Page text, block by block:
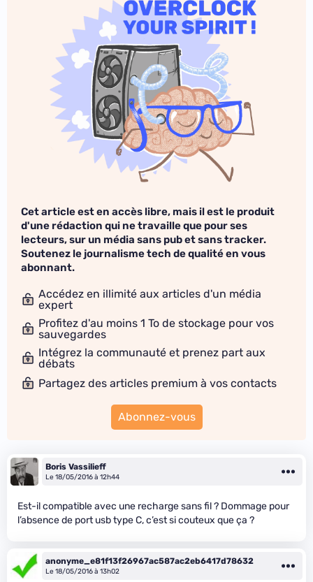
Cet article est en accès libre, mais il est le produit
d'une rédaction qui ne travaille que pour ses
lecteurs, sur un média sans pub et sans tracker.
Soutenez le journalisme tech de qualité en vous
abonnant.
Accédez en illimité aux articles d'un média
expert
Profitez d'au moins 1 To de stockage pour vos
sauvegardes
Intégrez la communauté et prenez part aux
débats
Partagez des articles premium à vos contacts
Abonnez-vous
Boris Vassilieff
Le 18/05/2016 à 12h44
Est-il compatible avec une recharge sans fil ? Dommage pour
l’absence de port usb type C, c’est si couteux que ça ?
anonyme_e81f13f26967ac587ac2eb6417d78632
Le 18/05/2016 à 13h02